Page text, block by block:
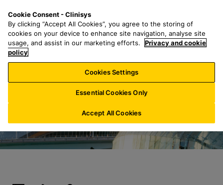
t
e
a
r
h
f
o
:
n
u
Cookie Consent - Clinisys
By clicking “Accept All Cookies”, you agree to the storing of
cookies on your device to enhance site navigation, analyse site
usage, and assist in our marketing efforts.
Privacy and cookie
policy
Cookies Settings
Essential Cookies Only
Accept All Cookies